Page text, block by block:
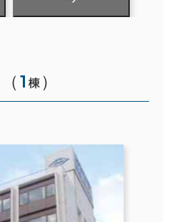
（1 棟 ）